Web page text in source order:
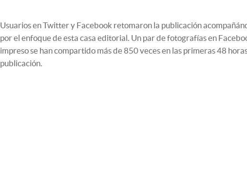
Usuarios en Twitter y Facebook retomaron la publicación
por el enfoque de esta casa editorial. Un par de fotografías en
impreso se han compartido más de 850 veces en las primeras 48
publicación.